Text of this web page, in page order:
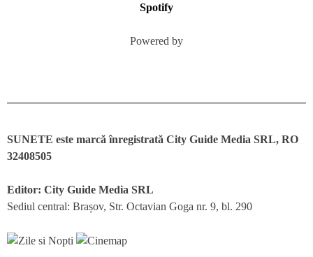
Spotify
Powered by
SUNETE este marcă înregistrată City Guide Media SRL, RO
32408505
Editor: City Guide Media SRL
Sediul central: Brașov, Str. Octavian Goga nr. 9, bl. 290